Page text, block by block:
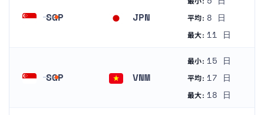
SGP JPN 平均: 8 日
最大: 11 日
SGP VNM
最小: 15 日
平均: 17 日
最大: 18 日